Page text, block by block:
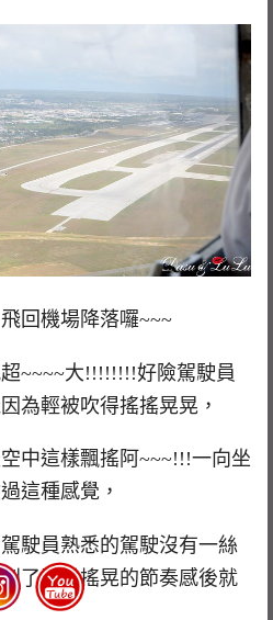
回機場降落囉~~~
~~~~大!!!!!!!!好險駕駛員
為輕被吹得搖搖晃晃，
中這樣飄搖阿~~~!!!一向坐
這種感覺，
駛員熟悉的駕駛沒有一絲
了飛機搖晃的節奏感後就